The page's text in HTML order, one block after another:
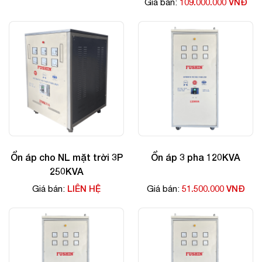
Giá bán:
Ổn áp cho NL mặt trời 3P
250KVA
Giá bán: LIÊN HỆ
Ổn áp 3 pha 120KVA
Giá bán: 51.500.000 VNĐ